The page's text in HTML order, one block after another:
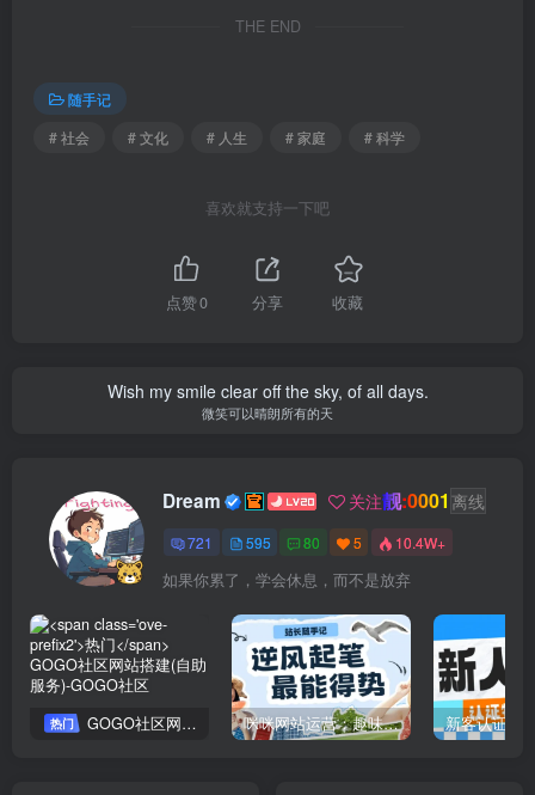
THE END
随手记
# 社会
# 文化 # 人生 # 家庭 # 科学
喜欢就支持一下吧
点赞0 分享 收藏
Wish my smile clear off the sky, of all days.
微笑可以晴朗所有的天
Dream 关注靓:0001 离线
721 595 80 5 10.4W+
如果你累了，学会休息，而不是放弃
热门 GOGO社区网站搭建(自助服务) 咪咪网站运营：趣味性悄悄飘起的成功风头 新客认证优